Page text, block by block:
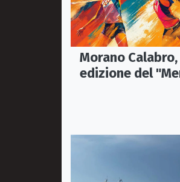
Morano
edizione del